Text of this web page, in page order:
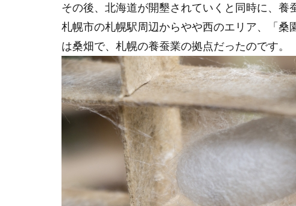
その後、北海道が開墾されていくと同時に、養
札幌市の札幌駅周辺からやや西のエリア、「
は桑畑で、札幌の養蚕業の拠点だったのです。